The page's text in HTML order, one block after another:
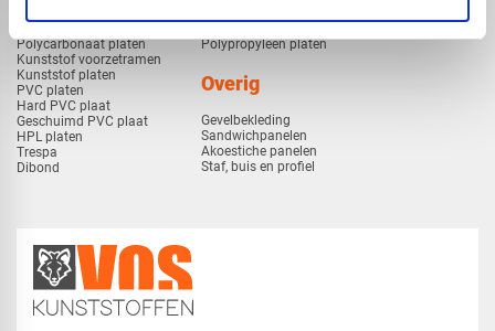
Polycarbonaat platen
Kunststof voorzetramen
Kunststof platen
PVC platen
Hard PVC plaat
Geschuimd PVC plaat
HPL platen
Trespa
Dibond
Polypropyleen platen
Overig
Gevelbekleding
Sandwichpanelen
Akoestiche panelen
Staf, buis en profiel